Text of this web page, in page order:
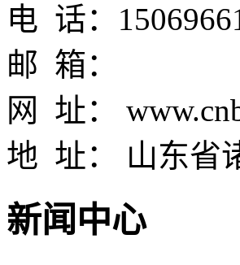
电 话：
邮 箱：
网 址：
地 址： 山东省
新闻中心